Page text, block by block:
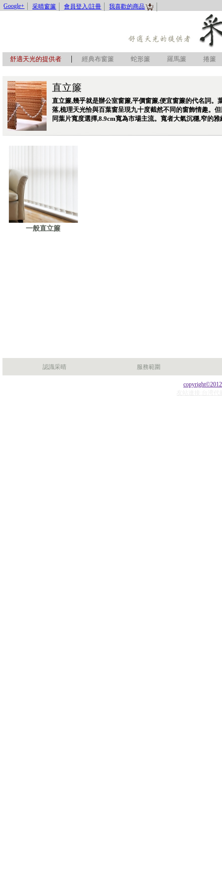
Google+ 采晴窗簾 會員登入/註冊 我喜歡的商品
舒適天光的提供者 | 經典布窗簾 蛇形簾 羅馬簾 捲簾
直立簾
直立簾,幾乎就是辦公室窗簾,平價窗簾,便宜窗簾的代名詞。
落,梳理天光恰與百葉窗呈現九十度截然不同的窗飾情趣。
同葉片寬度選擇,8.9cm寬為市場主流。寬者大氣沉穩,窄的雅
一般直立簾
認識采晴 服務範圍